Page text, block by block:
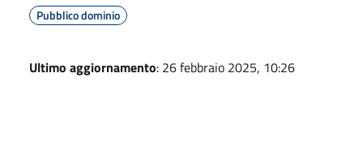
Pubblico dominio
Ultimo aggiornamento: 26 febbraio 2025, 10:26